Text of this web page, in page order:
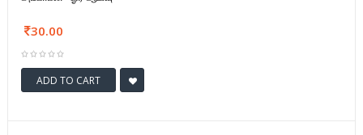
30.00
ADD TO CART